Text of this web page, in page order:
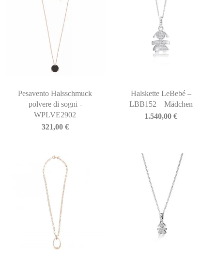
Pesavento Halsschmuck
polvere di sogni -
WPLVE2902
321,00 €
Halskette LeBebé –
LBB152 – Mädchen
1.540,00€